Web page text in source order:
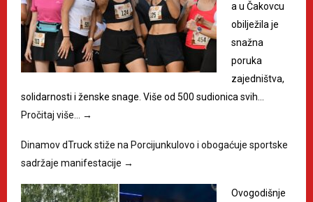
a u Čakovcu
obilježila je
snažna
poruka
zajedništva,
solidarnosti i ženske snage. Više od 500 sudionica svih…
Pročitaj više…
→
Dinamov dTruck stiže na Porcijunkulovo i obogaćuje sportske
sadržaje manifestacije →
Ovogodišnje